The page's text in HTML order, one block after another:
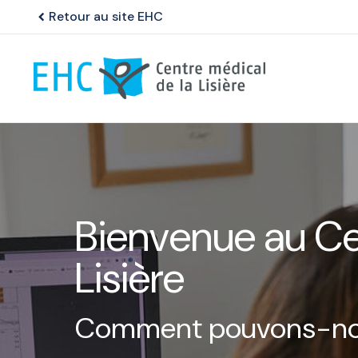
chevron_left Retour au site EHC
Bienvenue au
Lisière
Comment pouvons-